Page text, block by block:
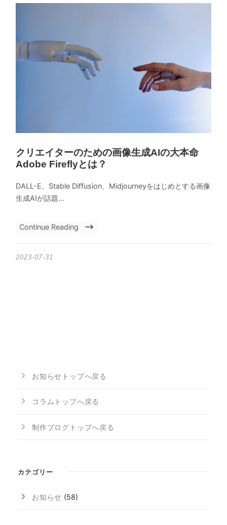
クリエイターのための画像生成AIの大本命
Adobe Fireflyとは？
DALL-E、Stable Diffusion、Midjourneyをはじめとする画像
生成AIが話題...
Continue Reading
2023-07-31
お知らせトップへ戻る
コラムトップへ戻る
制作ブログトップへ戻る
カテゴリー
お知らせ (58)